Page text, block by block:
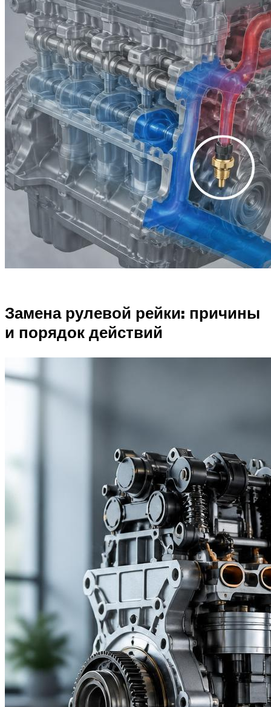
Замена рулевой рейки: причины
и порядок действий